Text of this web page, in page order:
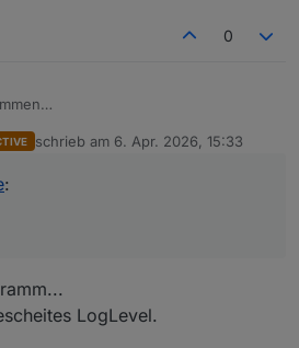
0
16:56:15.098	[silly]: e3dc-rscp.0
16:56:21.098	[silly]: e3dc-rscp.0
i.o.
schrieb am 6. Apr. 2026, 15:33
zuletzt editiert von
:
LogLevel.